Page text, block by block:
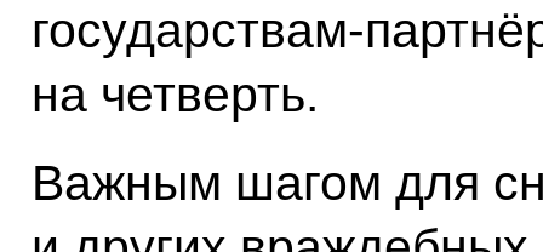
государствам-
на четверть.
Важным шагом для